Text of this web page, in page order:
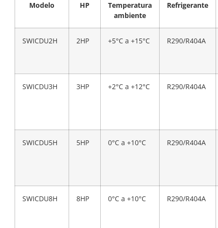
Modelo HP
Temperatura
ambiente
Refrigerante
SWICDU2H 2HP +5°C a +15°C R290/R404A
SWICDU3H 3HP +2°C a +12°C R290/R404A
SWICDU5H 5HP 0°C a +10°C R290/R404A
SWICDU8H 8HP 0°C a +10°C R290/R404A